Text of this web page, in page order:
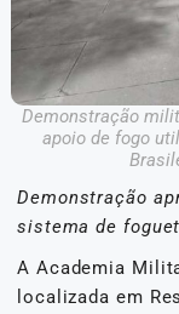
Demonstração
apoio de fogo
Demonstração
sistema de
A Academia
localizada em